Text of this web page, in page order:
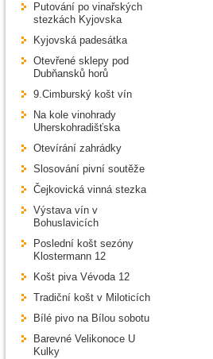
Putování po vinařských
stezkách Kyjovska
Kyjovská padesátka
Otevřené sklepy pod
Dubňansků horů
9.Cimburský košt vín
Na kole vinohrady
Uherskohradišťska
Otevírání zahrádky
Slosování pivní soutěže
Čejkovická vinná stezka
Výstava vín v
Bohuslavicích
Poslední košt sezóny
Klostermann 12
Košt piva Vévoda 12
Tradiční košt v Miloticích
Bílé pivo na Bílou sobotu
Barevné Velikonoce U
Kulky